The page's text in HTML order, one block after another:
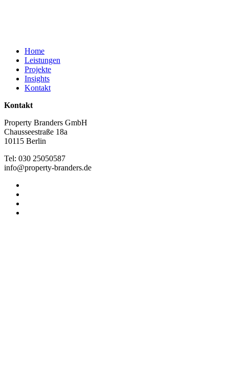
Close
Menu
Home
Leistungen
Projekte
Insights
Kontakt
Kontakt
Property Branders GmbH
Chausseestraße 18a
10115 Berlin
Tel: 030 25050587
info@property-branders.de